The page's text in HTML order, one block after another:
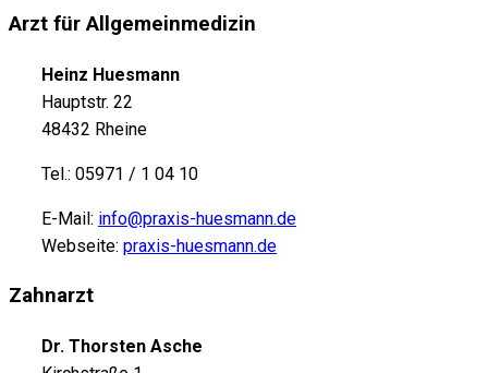
Arzt für Allgemeinmedizin
Heinz Huesmann
Hauptstr. 22
48432 Rheine
Tel.: 05971 / 1 04 10
E-Mail: info@praxis-huesmann.de
Webseite: praxis-huesmann.de
Zahnarzt
Dr. Thorsten Asche